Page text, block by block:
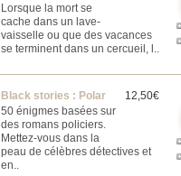
Lorsque la mort se
cache dans un lave-
vaisselle ou que des vacances
se terminent dans un cercueil, l..
12,50€
Black stories : Polar
50 énigmes basées sur
des romans policiers.
Mettez-vous dans la
peau de célèbres détectives et
en..